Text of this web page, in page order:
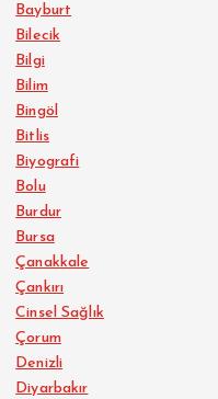
Bayburt
Bilecik
Bilgi
Bilim
Bingöl
Bitlis
Biyografi
Bolu
Burdur
Bursa
Çanakkale
Çankırı
Cinsel Sağlık
Çorum
Denizli
Diyarbakır